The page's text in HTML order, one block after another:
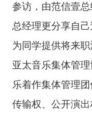
参访，由范信壹
总经理更分享自
为同学提供将来职
亚太音乐集体管
乐着作集体管理
传输权、公开演